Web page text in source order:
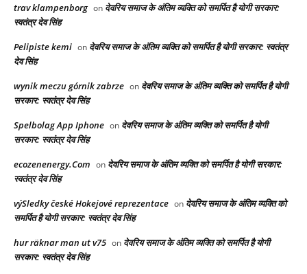
trav klampenborg on देवरिय समाज के अंतिम व्यक्ति को समर्पित है योगी सरकार:
स्वतंत्र देव सिंह
Pelipiste kemi on देवरिय समाज के अंतिम व्यक्ति को समर्पित है योगी सरकार: स्वतंत्र
देव सिंह
wynik meczu górnik zabrze on देवरिय समाज के अंतिम व्यक्ति को समर्पित है योगी
सरकार: स्वतंत्र देव सिंह
Spelbolag App Iphone on देवरिय समाज के अंतिम व्यक्ति को समर्पित है योगी
सरकार: स्वतंत्र देव सिंह
ecozenenergy.Com on देवरिय समाज के अंतिम व्यक्ति को समर्पित है योगी सरकार:
स्वतंत्र देव सिंह
výSledky české Hokejové reprezentace on देवरिय समाज के अंतिम व्यक्ति को
समर्पित है योगी सरकार: स्वतंत्र देव सिंह
hur räknar man ut v75 on देवरिय समाज के अंतिम व्यक्ति को समर्पित है योगी
सरकार: स्वतंत्र देव सिंह